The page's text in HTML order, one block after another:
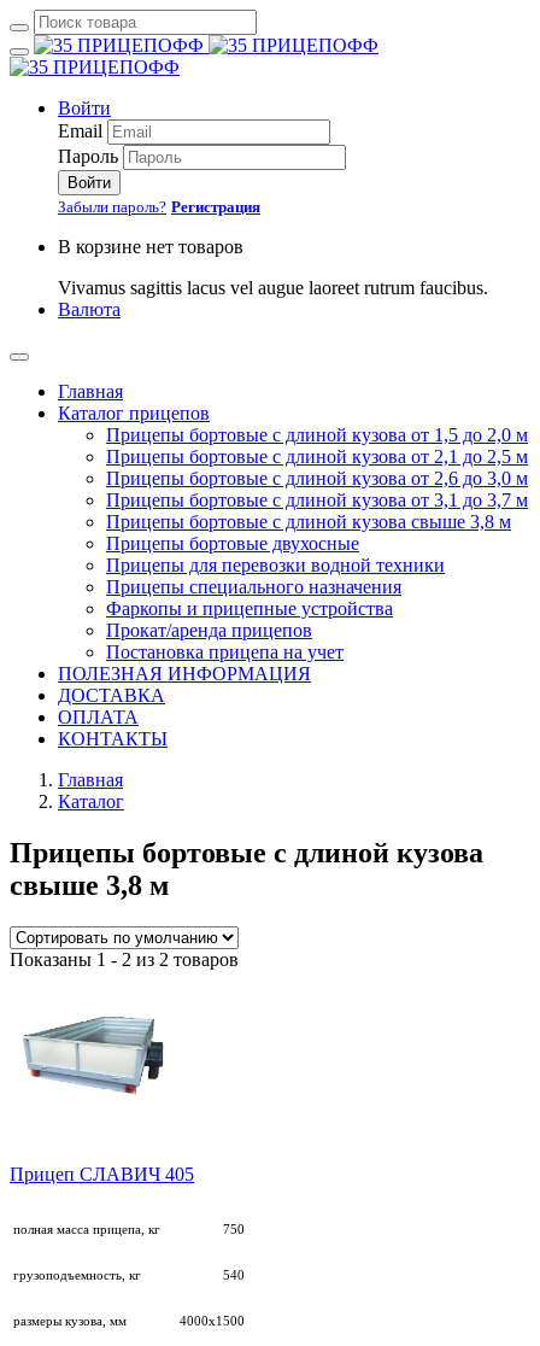
Войти
Email
Пароль
Войти
Забыли пароль? Регистрация
В корзине нет товаров
Vivamus sagittis lacus vel augue laoreet rutrum faucibus.
Валюта
Главная
Каталог прицепов
Прицепы бортовые с длиной кузова от 1,5 до 2,0 м
Прицепы бортовые с длиной кузова от 2,1 до 2,5 м
Прицепы бортовые с длиной кузова от 2,6 до 3,0 м
Прицепы бортовые с длиной кузова от 3,1 до 3,7 м
Прицепы бортовые с длиной кузова свыше 3,8 м
Прицепы бортовые двухосные
Прицепы для перевозки водной техники
Прицепы специального назначения
Фаркопы и прицепные устройства
Прокат/аренда прицепов
Постановка прицепа на учет
ПОЛЕЗНАЯ ИНФОРМАЦИЯ
ДОСТАВКА
ОПЛАТА
КОНТАКТЫ
Главная
Каталог
Прицепы бортовые с длиной кузова
свыше 3,8 м
Показаны 1 - 2 из 2 товаров
Прицеп СЛАВИЧ 405
полная масса прицепа, кг 750
грузоподъемность, кг 540
размеры кузова, мм 4000х1500